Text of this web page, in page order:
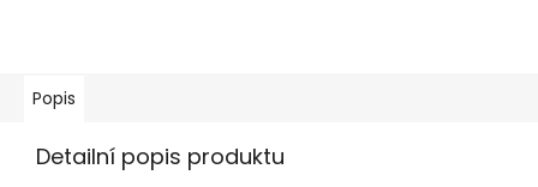
Popis
Detailní popis produktu